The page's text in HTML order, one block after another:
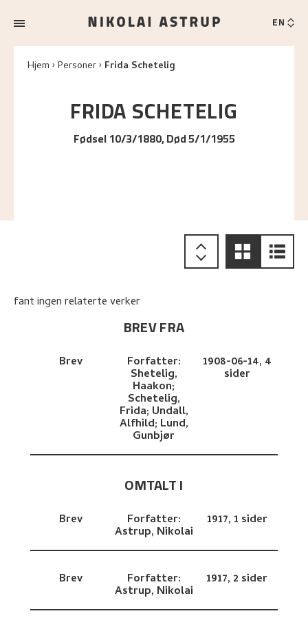
EN
Hjem Personer Frida Schetelig
FRIDASCHETELIG
Fødsel 10/3/1880, Død 5/1/1955
fant ingen relaterte verker
BREV FRA
Brev Forfatter:
Shetelig,
Haakon;
Schetelig,
Frida; Undall,
Alfhild; Lund,
Gunbjør
1908-06-14, 4
sider
OMTALT I
Brev Forfatter:
Astrup, Nikolai
1917,1 sider
Brev Forfatter:
Astrup, Nikolai
1917, 2 sider